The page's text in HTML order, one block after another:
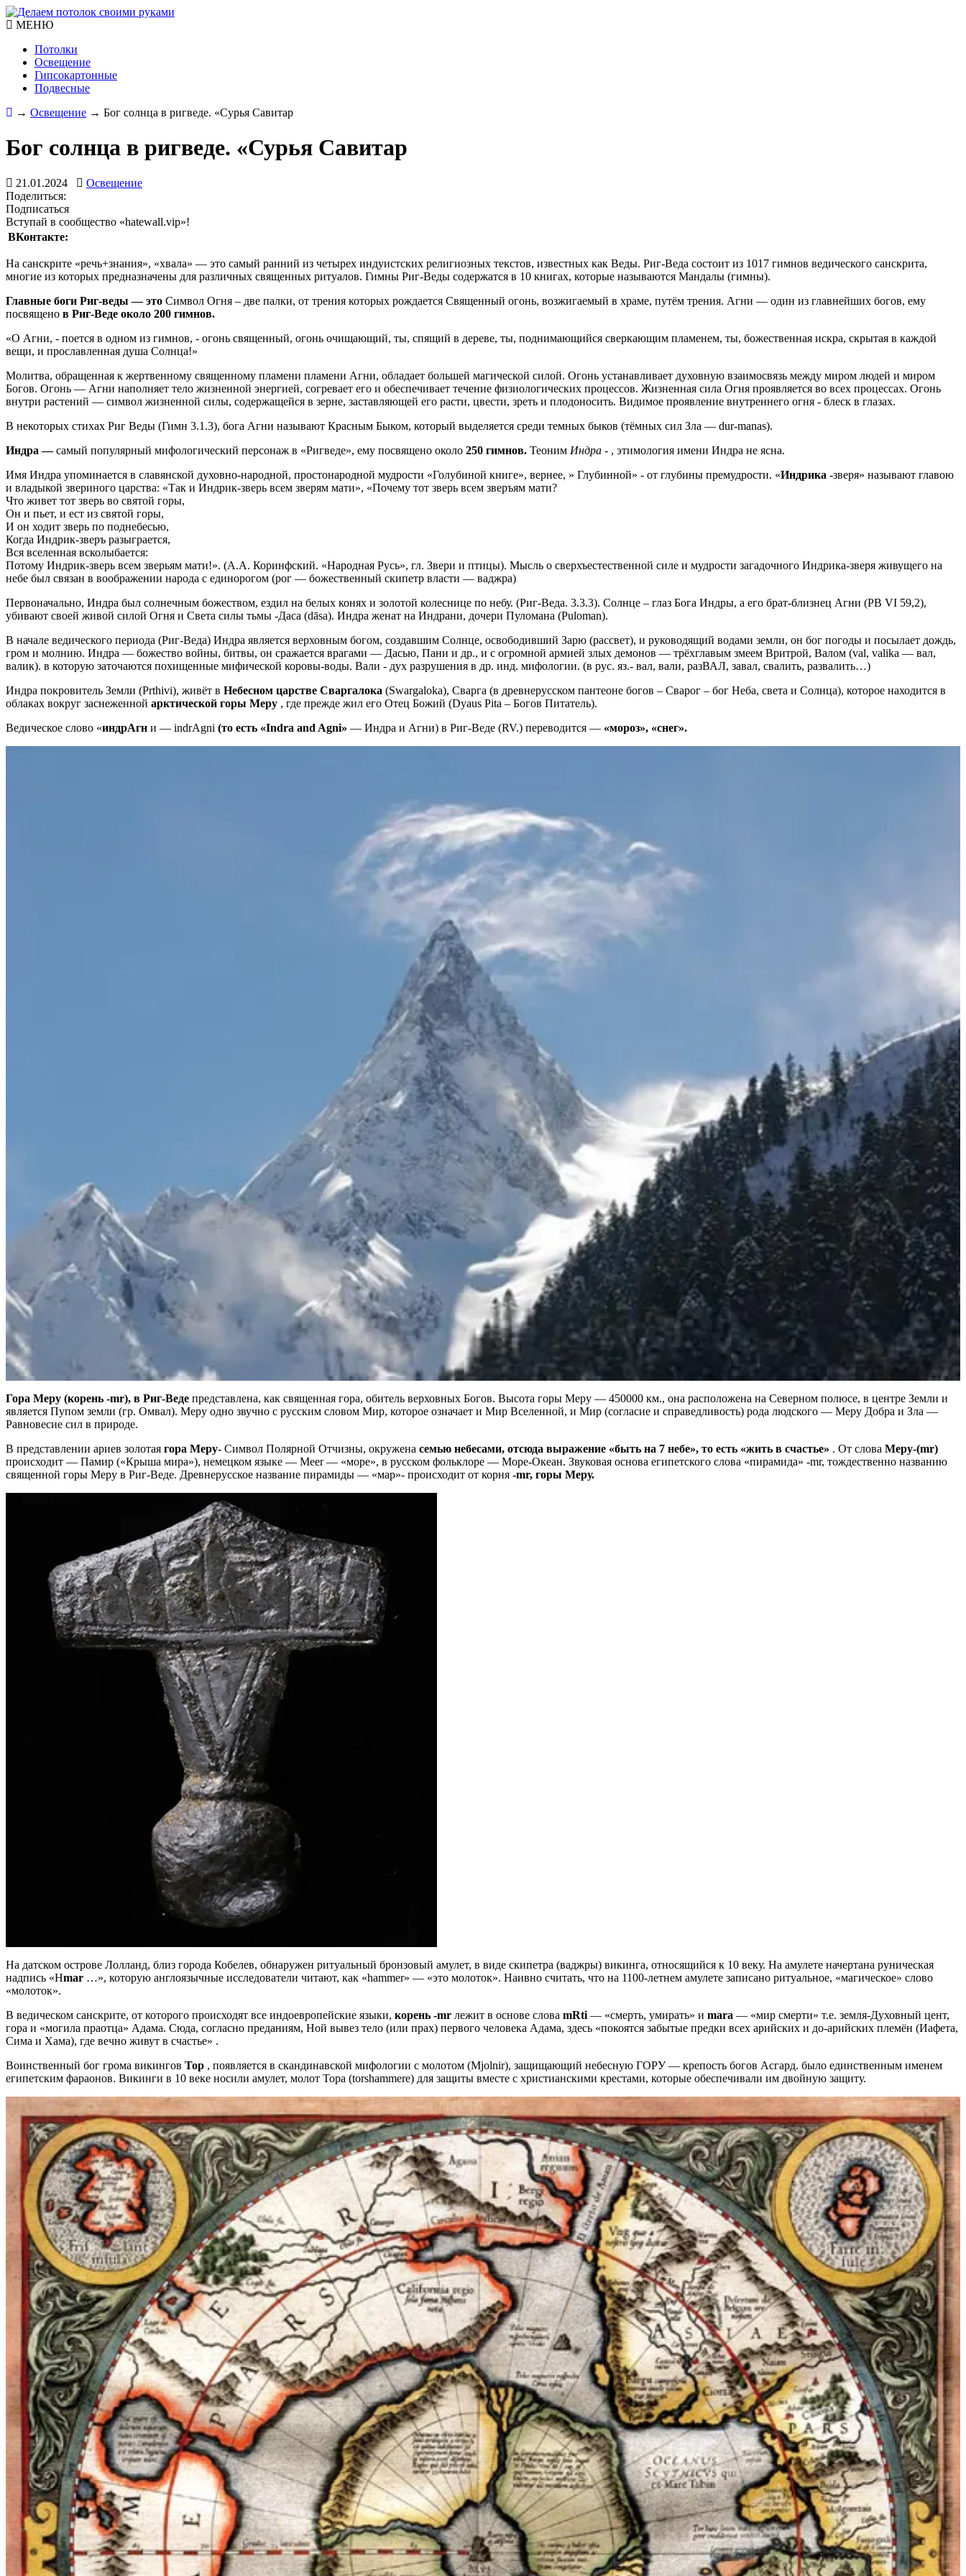
МЕНЮ
Потолки
Освещение
Гипсокартонные
Подвесные
→ Освещение → Бог солнца в ригведе. «Сурья Савитар
Бог солнца в ригведе. «Сурья Савитар
21.01.2024
Освещение
Поделиться:
Подписаться
Вступай в сообщество «hatewall.vip»!
ВКонтакте:
На санскрите «речь+знания», «хвала» — это самый ранний из четырех индуистских религиозных текстов, известных как Веды. Риг-Веда состоит из 1017 гимнов ведического санскрита,
многие из которых предназначены для различных священных ритуалов. Гимны Риг-Веды содержатся в 10 книгах, которые называются Мандалы (гимны).
Главные боги Риг-веды — это Символ Огня – две палки, от трения которых рождается Священный огонь, возжигаемый в храме, путём трения. Агни — один из главнейших богов, ему
посвящено в Риг-Веде около 200 гимнов.
«О Агни, - поется в одном из гимнов, - огонь священный, огонь очищающий, ты, спящий в дереве, ты, поднимающийся сверкающим пламенем, ты, божественная искра, скрытая в каждой
вещи, и прославленная душа Солнца!»
Молитва, обращенная к жертвенному священному пламени пламени Агни, обладает большей магической силой. Огонь устанавливает духовную взаимосвязь между миром людей и миром
Богов. Огонь — Агни наполняет тело жизненной энергией, согревает его и обеспечивает течение физиологических процессов. Жизненная сила Огня проявляется во всех процессах. Огонь
внутри растений — символ жизненной силы, содержащейся в зерне, заставляющей его расти, цвести, зреть и плодоносить. Видимое проявление внутреннего огня - блеск в глазах.
В некоторых стихах Риг Веды (Гимн 3.1.3), бога Агни называют Красным Быком, который выделяется среди темных быков (тёмных сил Зла — dur-manas).
Индра —самый популярный мифологический персонаж в «Ригведе», ему посвящено около 250 гимнов. Теоним Индра - , этимология имени Индра не ясна.
Имя Индра упоминается в славянской духовно-народной, простонародной мудрости «Голубиной книге», вернее, » Глубинной» - от глубины премудрости. «Индрика -зверя» называют главою
и владыкой звериного царства: «Так и Индрик-зверь всем зверям мати», «Почему тот зверь всем зверъям мати?
Что живет тот зверь во святой горы,
Он и пьет, и ест из святой горы,
И он ходит зверь по поднебесью,
Когда Индрик-зверъ разыграется,
Вся вселенная всколыбается:
Потому Индрик-зверь всем зверьям мати!». (А.А. Коринфский. «Народная Русь», гл. Звери и птицы). Мысль о сверхъестественной силе и мудрости загадочного Индрика-зверя живущего на
небе был связан в воображении народа с единорогом (рог — божественный скипетр власти — ваджра)
Первоначально, Индра был солнечным божеством, ездил на белых конях и золотой колеснице по небу. (Риг-Веда. 3.3.3). Солнце – глаз Бога Индры, а его брат-близнец Агни (PB VI 59,2),
убивают своей живой силой Огня и Света силы тьмы -Даса (dāsa). Индра женат на Индрани, дочери Пуломана (Puloman).
В начале ведического периода (Риг-Веда) Индра является верховным богом, создавшим Солнце, освободивший Зарю (рассвет), и руководящий водами земли, он бог погоды и посылает дождь,
гром и молнию. Индра — божество войны, битвы, он сражается врагами — Дасью, Пани и др., и с огромной армией злых демонов — трёхглавым змеем Вритрой, Валом (val, valika — вал,
валик). в которую заточаются похищенные мифической коровы-воды. Вали - дух разрушения в др. инд. мифологии. (в рус. яз.- вал, вали, разВАЛ, завал, свалить, развалить…)
Индра покровитель Земли (Prthivi), живёт в Небесном царстве Сваргалока (Swargaloka), Сварга (в древнерусском пантеоне богов – Сварог – бог Неба, света и Солнца), которое находится в
облаках вокруг заснеженной арктической горы Меру , где прежде жил его Отец Божий (Dyaus Pita – Богов Питатель).
Ведическое слово «индрАгн и — indrAgni (то есть «Indra and Agni» — Индра и Агни) в Риг-Веде (RV.) переводится — «мороз», «снег».
Гора Меру (корень -mr), в Риг-Веде представлена, как священная гора, обитель верховных Богов. Высота горы Меру — 450000 км., она расположена на Северном полюсе, в центре Земли и
является Пупом земли (гр. Омвал). Меру одно звучно с русским словом Мир, которое означает и Мир Вселенной, и Мир (согласие и справедливость) рода людского — Меру Добра и Зла —
Равновесие сил в природе.
В представлении ариев золотая гора Меру- Символ Полярной Отчизны, окружена семью небесами, отсюда выражение «быть на 7 небе», то есть «жить в счастье» . От слова Меру-(mr)
происходит — Памир («Крыша мира»), немецком языке — Meer — «море», в русском фольклоре — Море-Океан. Звуковая основа египетского слова «пирамида» -mr, тождественно названию
священной горы Меру в Риг-Веде. Древнерусское название пирамиды — «мар»- происходит от корня -mr, горы Меру.
На датском острове Лолланд, близ города Кобелев, обнаружен ритуальный бронзовый амулет, в виде скипетра (ваджры) викинга, относящийся к 10 веку. На амулете начертана руническая
надпись «Hmar …», которую англоязычные исследователи читают, как «hammer» — «это молоток». Наивно считать, что на 1100-летнем амулете записано ритуальное, «магическое» слово
«молоток».
В ведическом санскрите, от которого происходят все индоевропейские языки, корень -mr лежит в основе слова mRti — «смерть, умирать» и mara — «мир смерти» т.е. земля-Духовный цент,
гора и «могила праотца» Адама. Сюда, согласно преданиям, Ной вывез тело (или прах) первого человека Адама, здесь «покоятся забытые предки всех арийских и до-арийских племён (Иафета,
Сима и Хама), где вечно живут в счастье» .
Воинственный бог грома викингов Тор , появляется в скандинавской мифологии с молотом (Mjolnir), защищающий небесную ГОРУ — крепость богов Асгард. было единственным именем
египетским фараонов. Викинги в 10 веке носили амулет, молот Тора (torshammere) для защиты вместе с христианскими крестами, которые обеспечивали им двойную защиту.